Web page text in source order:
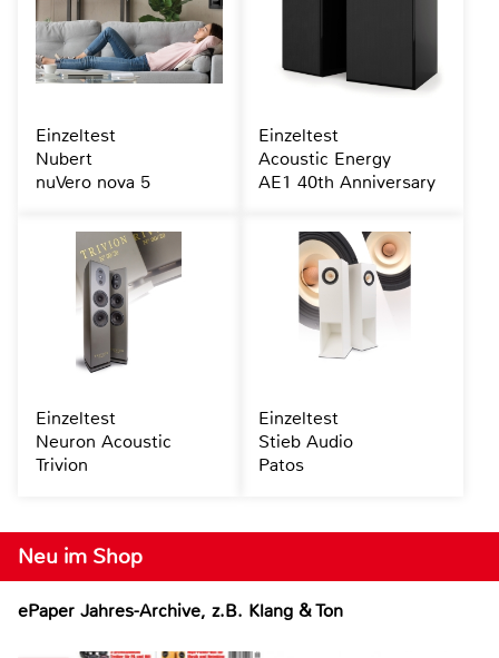
Neu im Shop
ePaper Jahres-Archive, z.B. Klang & Ton
Einzeltest
Nubert
nuVero nova 5
Einzeltest
Acoustic Energy
AE1 40th Anniversary
Einzeltest
Neuron Acoustic
Trivion
Einzeltest
Stieb Audio
Patos